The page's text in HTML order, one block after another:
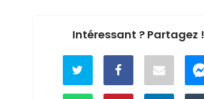
Intéressant ? Partagez !